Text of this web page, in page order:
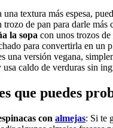
una textura más espesa,
trozo de pan para darle más
la sopa con unos trozos
para convertirla en un
una versión vegana,
usa caldo de verduras sin
que puedes
con almejas: Si te